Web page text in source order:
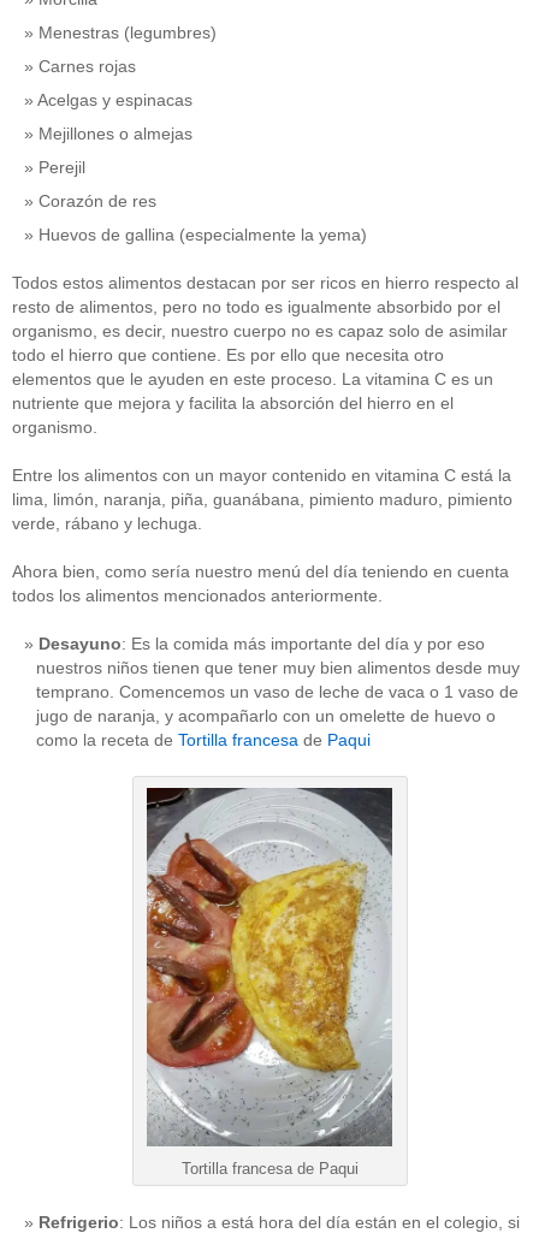
Menestras (legumbres)
Carnes rojas
Acelgas y espinacas
Mejillones o almejas
Perejil
Corazón de res
Huevos de gallina (especialmente la yema)
Todos estos alimentos destacan por ser ricos en hierro respecto al
resto de alimentos, pero no todo es igualmente absorbido por el
organismo, es decir, nuestro cuerpo no es capaz solo de asimilar
todo el hierro que contiene. Es por ello que necesita otro
elementos que le ayuden en este proceso. La vitamina C es un
nutriente que mejora y facilita la absorción del hierro en el
organismo.
Entre los alimentos con un mayor contenido en vitamina C está la
lima, limón, naranja, piña, guanábana, pimiento maduro, pimiento
verde, rábano y lechuga.
Ahora bien, como sería nuestro menú del día teniendo en cuenta
todos los alimentos mencionados anteriormente.
Desayuno: Es la comida más importante del día y por eso
nuestros niños tienen que tener muy bien alimentos desde muy
temprano. Comencemos un vaso de leche de vaca o 1 vaso de
jugo de naranja, y acompañarlo con un omelette de huevo o
como la receta de Tortilla francesa de Paqui
Tortilla francesa de Paqui
Refrigerio: Los niños a está hora del día están en el colegio, si